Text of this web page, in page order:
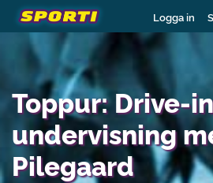
Logga in
Toppur: Drive-in
undervisning
Pilegaard